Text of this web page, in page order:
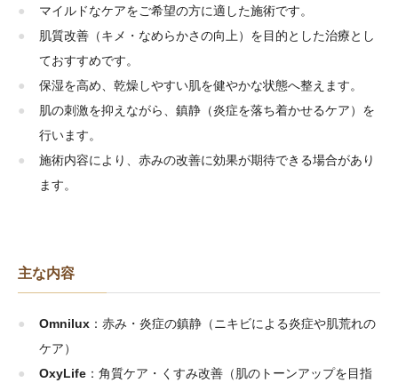
マイルドなケアをご希望の方に適した施術です。
肌質改善（キメ・なめらかさの向上）を目的とした治療とし
ておすすめです。
保湿を高め、乾燥しやすい肌を健やかな状態へ整えます。
肌の刺激を抑えながら、鎮静（炎症を落ち着かせるケア）を
行います。
施術内容により、赤みの改善に効果が期待できる場合があり
ます。
主な内容
Omnilux ：赤み・炎症の鎮静（ニキビによる炎症や肌荒れの
ケア）
OxyLife ：角質ケア・くすみ改善（肌のトーンアップを目指